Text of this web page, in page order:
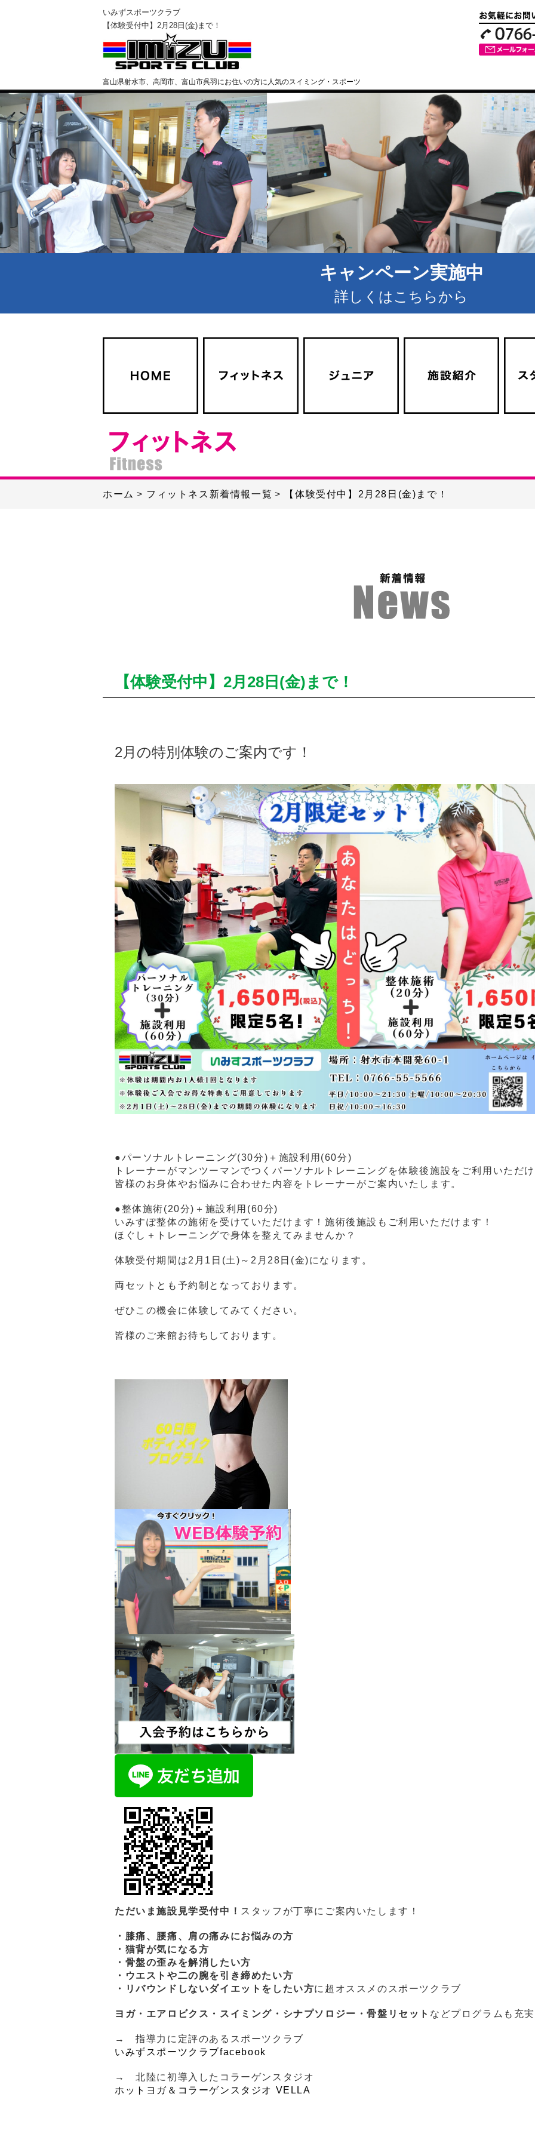
いみずスポーツクラブ
【体験受付中】2月28日(金)まで！
富山県射水市、高岡市、富山市呉羽にお住いの方に人気のスイミング・スポーツ
キャンペーン実施中
詳しくはこちらから
ホーム フィットネス新着情報一覧 【体験受付中】2月28日(金)まで！
【体験受付中】2月28日(金)まで！
2月の特別体験のご案内です！
●パーソナルトレーニング(30分)＋施設利用(60分)
トレーナーがマンツーマンでつくパーソナルトレーニングを体験後施設をご利用いただ
皆様のお身体やお悩みに合わせた内容をトレーナーがご案内いたします。
●整体施術(20分)＋施設利用(60分)
いみすぽ整体の施術を受けていただけます！施術後施設もご利用いただけます！
ほぐし＋トレーニングで身体を整えてみませんか？
体験受付期間は2月1日(土)～2月28日(金)になります。
両セットとも予約制となっております。
ぜひこの機会に体験してみてください。
皆様のご来館お待ちしております。
ただいま施設見学受付中！ スタッフが丁寧にご案内いたします！
・膝痛、腰痛、肩の痛みにお悩みの方
・猫背が気になる方
・骨盤の歪みを解消したい方
・ウエストや二の腕を引き締めたい方
・リバウンドしないダイエットをしたい方に超オススメのスポーツクラブ
ヨガ・エアロビクス・スイミング・シナプソロジー・骨盤リセット などプログラムも充
→ 指導力に定評のあるスポーツクラブ
いみずスポーツクラブfacebook
→ 北陸に初導入したコラーゲンスタジオ
ホットヨガ＆コラーゲンスタジオ VELLA